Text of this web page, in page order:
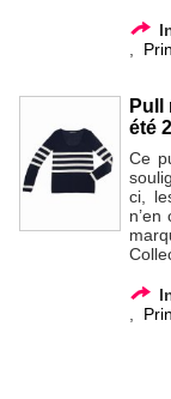
Pull
été
Ce
ci,
,